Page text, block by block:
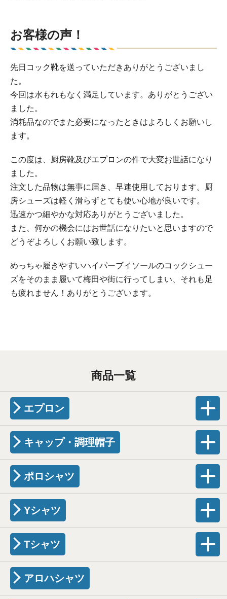
お客様の声！
先日コック靴を送っていただきありがとうございまし
た。
今回は水もれもなく満足しています。ありがとうござい
ました。
消耗品なのでまた必要になったときはよろしくお願いし
ます。
この度は、厨房靴及びエプロンの件で大変お世話になり
ました。
注文した品物は無事に届き、早速使用しております。厨
房シューズは軽く滑らずとても使い心地が良いです。
迅速かつ細やかな対応ありがとうございました。
また、何かの機会にはお世話になりたいと思いますので
どうぞよろしくお願い致します。
めっちゃ履きやすいハイパーブイソールのコックシュー
ズをそのまま履いて梅田や街に行ってしまい、それも足
も疲れません！ありがとうございます。
商品一覧
エプロン
キャップ・調理帽子
ポロシャツ
Yシャツ
Tシャツ
アロハシャツ